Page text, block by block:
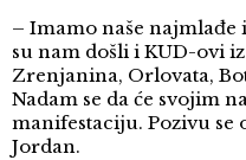
– Imamo naše najmlađe
su nam došli i KUD-ovi
Zrenjanina, Orlovata,
Nadam se da će svojim
manifestaciju. Pozivu se
Jordan.